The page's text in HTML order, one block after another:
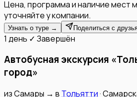
Цена, программа и наличие мест
уточняйте у компании.
Узнать о туре → Поделиться с
1 день ✓ Завершён
Автобусная экскурсия
город»
изСамары → в Тольятти·